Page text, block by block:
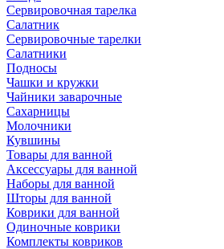
Сервировочная тарелка
Салатник
Сервировочные тарелки
Салатники
Подносы
Чашки и кружки
Чайники заварочные
Сахарницы
Молочники
Кувшины
Товары для ванной
Аксессуары для ванной
Наборы для ванной
Шторы для ванной
Коврики для ванной
Одиночные коврики
Комплекты ковриков